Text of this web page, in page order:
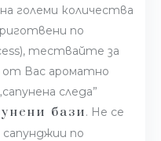
големи количества
по
тествайте за
Вас ароматно
следа”
бази. Не се
по